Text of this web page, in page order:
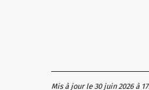
Mis à jour le 30 juin 2026 à